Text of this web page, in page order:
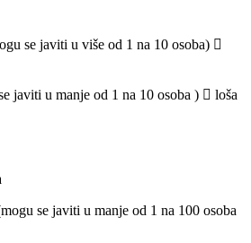
se javiti u više od 1 na 10 osoba) 
javiti u manje od 1 na 10 osoba )  loša
se javiti u manje od 1 na 100 osoba